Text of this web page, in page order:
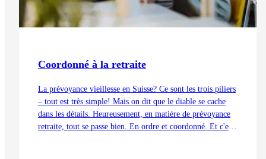
Coordonné à la retraite
La prévoyance vieillesse en Suisse? Ce sont les trois piliers
– tout est très simple! Mais on dit que le diable se cache
dans les détails. Heureusement, en matière de prévoyance
retraite, tout se passe bien. En ordre et coordonné. Et c'est